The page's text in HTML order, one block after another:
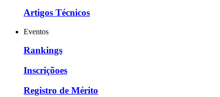
Artigos Técnicos
Eventos
Rankings
Inscriçõoes
Registro de Mérito